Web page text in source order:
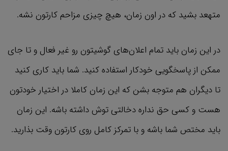
متهعد بشید که در اون زمان، هیچ چیزی مزاحم کارتون نشه.
در این زمان باید تمام اعلان‌های گوشیتون رو غیر فعال و تا جای
ممکن از پاسخگویی خودکار استفاده کنید. شما باید کاری کنید
تا دیگران هم متوجه بشن که این زمان کاملا در اختیار خودتون
هست و کسی حق نداره دخالتی توش داشته باشه. این زمان
باید مختص شما باشه و با تمرکز کامل روی کارتون وقت بذارید.